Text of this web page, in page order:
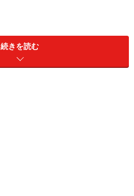
続きを読む